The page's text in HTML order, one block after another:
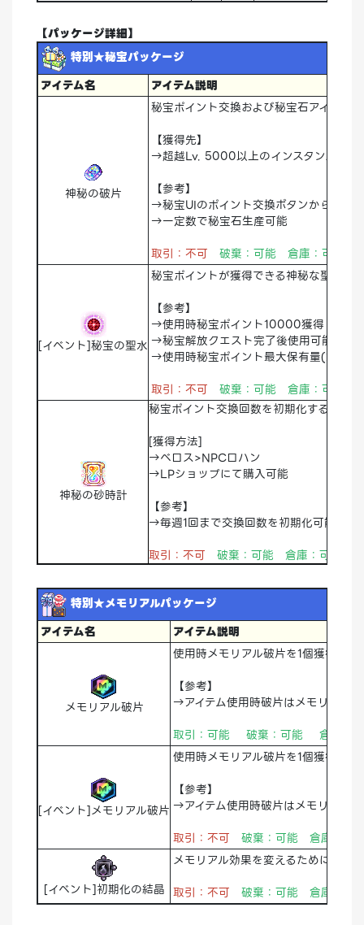
【パッケージ詳細】
特別★秘宝パッケージ
アイテム名
アイテム説明
神秘の破片
秘宝ポイント交換および秘宝石アイテム
【獲得先】
→超越Lv. 5000以上のインスタンスダン
【参考】
→秘宝UIのポイント交換ボタンから秘宝
→一定数で秘宝石生産可能
取引：不可
破棄：可能 倉庫：可能
[イベント]秘宝の聖水
秘宝ポイントが獲得できる神秘な聖水
【参考】
→使用時秘宝ポイント10000獲得
→秘宝解放クエスト完了後使用可能
→使用時秘宝ポイント最大保有量
取引：不可
破棄：可能 倉庫：可能
神秘の砂時計
秘宝ポイント交換回数を初期化すること
[獲得方法]
→ベロス>NPCロハン
→LPショップにて購入可能
【参考】
→毎週1回まで交換回数を初期化可能
取引：不可 破棄：可能 倉庫：可能
特別★メモリアルパッケージ
アイテム名
アイテム説明
メモリアル破片
使用時メモリアル破片を1個獲得
【参考】
→アイテム使用時破片はメモリアル
取引：可能 破棄：可能 倉庫：
[イベント]メモリアル破片
使用時メモリアル破片を1個獲得
【参考】
→アイテム使用時破片はメモリアル
取引：不可
破棄：可能 倉庫：可
[イベント]初期化の結晶
メモリアル効果を変えるために必要
取引：不可
破棄：可能 倉庫：可